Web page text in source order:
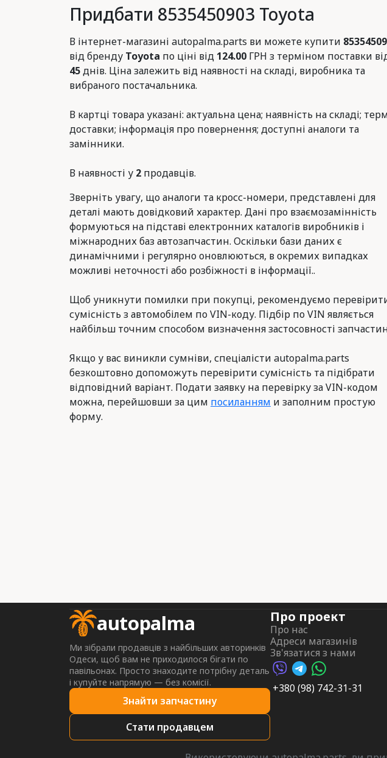
Придбати 8535450903 Toyota
В інтернет-магазині autopalma.parts ви можете купити
від бренду Toyota по ціні від 124.00 ГРН з терміном поставки
45днів. Ціна залежить від наявності на складі, виробника та
вибраного постачальника.
В картці товара указані: актуальна цена; наявність на складі;
доставки; інформація про повернення; доступні аналоги та
замінники.
В наявності у 2 продавців.
Зверніть увагу, що аналоги та кросс-номери, представлені для
деталі мають довідковий характер. Дані про взаємозамінність
формуються на підставі електронних каталогів виробників і
міжнародних баз автозапчастин. Оскільки бази даних є
динамічними і регулярно оновлюються, в окремих випадках
можливі неточності або розбіжності в інформації..
Щоб уникнути помилки при покупці, рекомендуємо
сумісність з автомобілем по VIN-коду. Підбір по VIN являється
найбільш точним способом визначення застосовності
Якщо у вас виникли сумніви, спеціалісти autopalma.parts
безкоштовно допоможуть перевірити сумісність та підібрати
відповідний варіант. Подати заявку на перевірку за VIN-кодом
можна, перейшовши за цим посиланням и заполним простую
форму.
autopalma
Ми зібрали продавців з найбільших авторинків
Одеси, щоб вам не приходилося бігати по
павільонах. Просто знаходите потрібну деталь
і купуйте напрямую — без комісії.
Знайти запчастину
Стати продавцем
Про проект
Про нас
Адреси магазинів
Зв'язатися з нами
Viber AutoPalma
Telegram AutoPalma
WhatsApp
+380 (98) 742-31-31